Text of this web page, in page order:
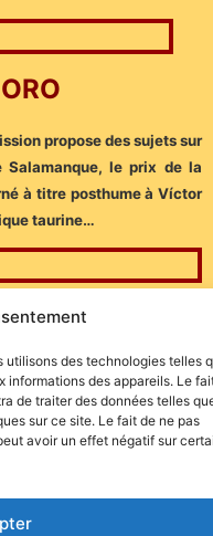
utilisons des technologies telles
des appareils. Le
de traiter des données telles
sur ce site. Le fait de ne pas
avoir un effet négatif sur
propose des sujets sur
Salamanque, le prix de la
à titre posthume à Víctor
taurine…
cliquez